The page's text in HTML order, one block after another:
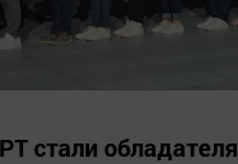
стали